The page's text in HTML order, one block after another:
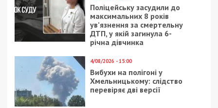
Поліцейську засудили до
максимальних 8 років
ув’язнення за смертельну
ДТП, у якій загинула 6-
річна дівчинка
4/08/2026 - 15:00
Вибухи на полігоні у
Хмельницькому: слідство
перевіряє дві версії